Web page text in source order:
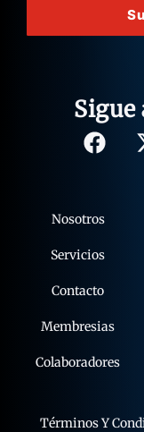
Sigue
Términos Y
Nosotros
Servicios
Contacto
Membresias
Colaboradores